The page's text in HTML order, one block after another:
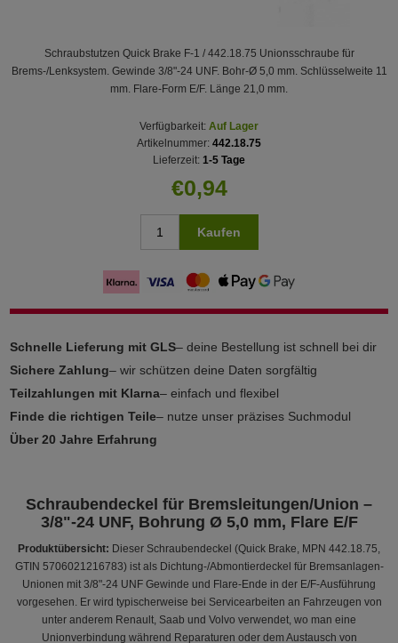
Schraubstutzen Quick Brake F-1 / 442.18.75 Unionsschraube für
Brems-/Lenksystem. Gewinde 3/8"-24 UNF. Bohr-Ø 5,0 mm. Schlüsselweite 11
mm. Flare‑Form E/F. Länge 21,0 mm.
Verfügbarkeit: Auf Lager
Artikelnummer: 442.18.75
Lieferzeit: 1-5 Tage
€0,94
Kaufen
Schnelle Lieferung mit GLS– deine Bestellung ist schnell bei dir
Sichere Zahlung– wir schützen deine Daten sorgfältig
Teilzahlungen mit Klarna– einfach und flexibel
Finde die richtigen Teile– nutze unser präzises Suchmodul
Über 20 Jahre Erfahrung
Schraubendeckel für Bremsleitungen/Union –
3/8"‑24 UNF, Bohrung Ø 5,0 mm, Flare E/F
Produktübersicht: Dieser Schraubendeckel (Quick Brake, MPN 442.18.75,
GTIN 5706021216783) ist als Dichtung-/Abmontierdeckel für Bremsanlagen-
Unionen mit 3/8"‑24 UNF Gewinde und Flare‑Ende in der E/F-Ausführung
vorgesehen. Er wird typischerweise bei Servicearbeiten an Fahrzeugen von
unter anderem Renault, Saab und Volvo verwendet, wo man eine
Unionverbindung während Reparaturen oder dem Austausch von